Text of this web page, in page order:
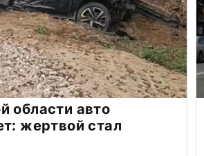
области авто
жертвой стал